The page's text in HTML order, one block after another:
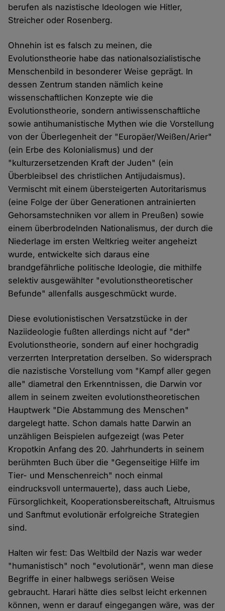
berufen als nazistische Ideologen wie Hitler,
Streicher oder Rosenberg.
Ohnehin ist es falsch zu meinen, die
Evolutionstheorie habe das nationalsozialistische
Menschenbild in besonderer Weise geprägt. In
dessen Zentrum standen nämlich keine
wissenschaftlichen Konzepte wie die
Evolutionstheorie, sondern antiwissenschaftliche
sowie antihumanistische Mythen wie die Vorstellung
von der Überlegenheit der "Europäer/Weißen/Arier"
(ein Erbe des Kolonialismus) und der
"kulturzersetzenden Kraft der Juden" (ein
Überbleibsel des christlichen Antijudaismus).
Vermischt mit einem übersteigerten Autoritarismus
(eine Folge der über Generationen antrainierten
Gehorsamstechniken vor allem in Preußen) sowie
einem überbrodelnden Nationalismus, der durch die
Niederlage im ersten Weltkrieg weiter angeheizt
wurde, entwickelte sich daraus eine
brandgefährliche politische Ideologie, die mithilfe
selektiv ausgewählter "evolutionstheoretischer
Befunde" allenfalls ausgeschmückt wurde.
Diese evolutionistischen Versatzstücke in der
Naziideologie fußten allerdings nicht auf "der"
Evolutionstheorie, sondern auf einer hochgradig
verzerrten Interpretation derselben. So widersprach
die nazistische Vorstellung vom "Kampf aller gegen
alle" diametral den Erkenntnissen, die Darwin vor
allem in seinem zweiten evolutionstheoretischen
Hauptwerk "Die Abstammung des Menschen"
dargelegt hatte. Schon damals hatte Darwin an
unzähligen Beispielen aufgezeigt (was Peter
Kropotkin Anfang des 20. Jahrhunderts in seinem
berühmten Buch über die "Gegenseitige Hilfe im
Tier- und Menschenreich" noch einmal
eindrucksvoll untermauerte), dass auch Liebe,
Fürsorglichkeit, Kooperationsbereitschaft, Altruismus
und Sanftmut evolutionär erfolgreiche Strategien
sind.
Halten wir fest: Das Weltbild der Nazis war weder
"humanistisch" noch "evolutionär", wenn man diese
Begriffe in einer halbwegs seriösen Weise
gebraucht. Harari hätte dies selbst leicht erkennen
können, wenn er darauf eingegangen wäre, was der